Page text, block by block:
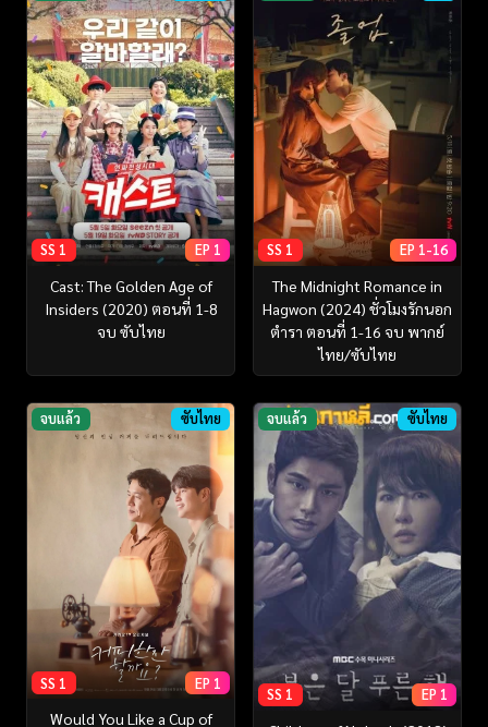
SS 1 EP 1
Cast: The Golden Age of
Insiders (2020) ตอนที่ 1-8
จบ ซับไทย
SS 1 EP 1-16
The Midnight Romance in
Hagwon (2024) ชั่วโมงรักนอก
ตำรา ตอนที่ 1-16 จบ พากย์
ไทย/ซับไทย
จบแล้ว ซับไทย
SS 1 EP 1
Would You Like a Cup of
จบแล้ว ซับไทย
SS 1 EP 1